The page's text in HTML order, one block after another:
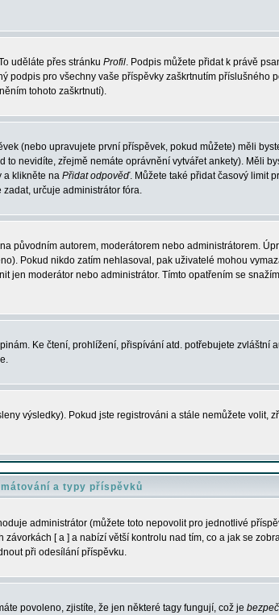
uděláte přes stránku Profil. Podpis můžete přidat k právě
podpis pro všechny vaše příspěvky zaškrtnutím příslušného
tohoto zaškrtnutí).
(nebo upravujete první příspěvek, pokud můžete) měli
nevidíte, zřejmě nemáte oprávnění vytvářet ankety). Měli
a klikněte na Přidat odpověď. Můžete také přidat časový limit
určuje administrátor fóra.
původním autorem, moderátorem nebo administrátorem.
Pokud nikdo zatím nehlasoval, pak uživatelé mohou
jen moderátor nebo administrátor. Tímto opatřením se
Ke čtení, prohlížení, přispívání atd. potřebujete zvláštní
výsledky). Pokud jste registrováni a stále nemůžete volit,
a typy příspěvků
administrátor (můžete toto nepovolit pro jednotlivé
[ a ] a nabízí větší kontrolu nad tím, co a jak se
při odesílání příspěvku.
povoleno, zjistíte, že jen některé tagy fungují, což je